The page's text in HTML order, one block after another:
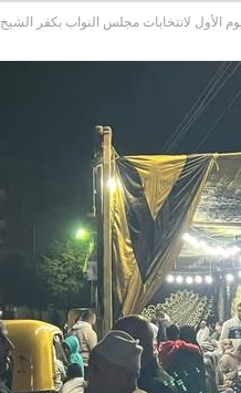
الأول لانتخابات مجلس النواب بكفر الشيخ